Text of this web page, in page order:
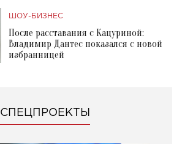
ШОУ-БИЗНЕС
После расставания с Кацуриной:
Владимир Дантес показался с новой
избранницей
СПЕЦПРОЕКТЫ